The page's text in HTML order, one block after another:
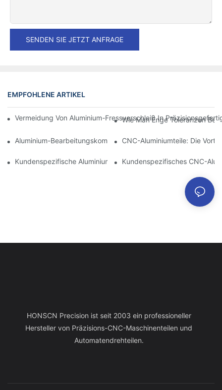
SENDEN SIE JETZT ANFRAGE
EMPFOHLENE ARTIKEL
Vermeidung Von Aluminium-Fressverschleiß In
Wie Man Enge Toleranzen
Aluminium-Bearbeitungskomponenten: Anpassung Für
CNC-Aluminiumteile: Die
Kundenspezifische Aluminiumbearbeitung: Entdecken Sie Die
Kundenspezifisches CNC-
HONSCN Precision ist seit 2003 ein professioneller
Hersteller von Präzisions-CNC-Maschinenteilen und
Automatendrehteilen.